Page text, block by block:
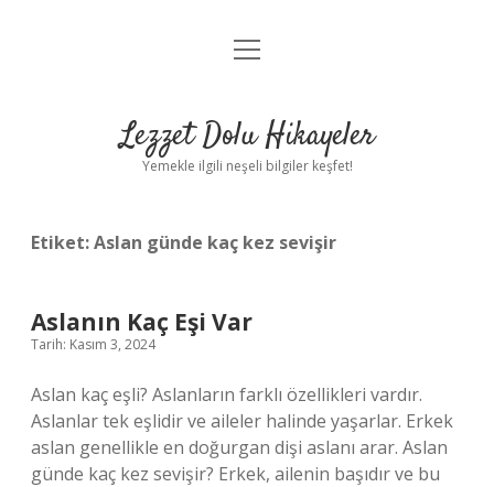
Anasayfa
Yasal Uyarı
menüyü
Lezzet Dolu Hikayeler
Yemekle ilgili neşeli bilgiler keşfet!
Etiket:Aslan günde kaç kez sevişir
Aslanın Kaç Eşi Var
Tarih: Kasım 3, 2024
Aslan kaç eşli? Aslanların farklı özellikleri vardır.
Aslanlar tek eşlidir ve aileler halinde yaşarlar. Erkek
aslan genellikle en doğurgan dişi aslanı arar. Aslan
günde kaç kez sevişir? Erkek, ailenin başıdır ve bu